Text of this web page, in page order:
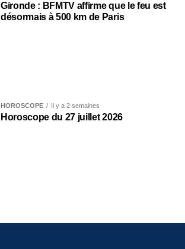
Gironde : BFMTV affirme que le feu est
désormais à 500 km de Paris
HOROSCOPE Il y a 2 semaines
Horoscope du 27 juillet 2026